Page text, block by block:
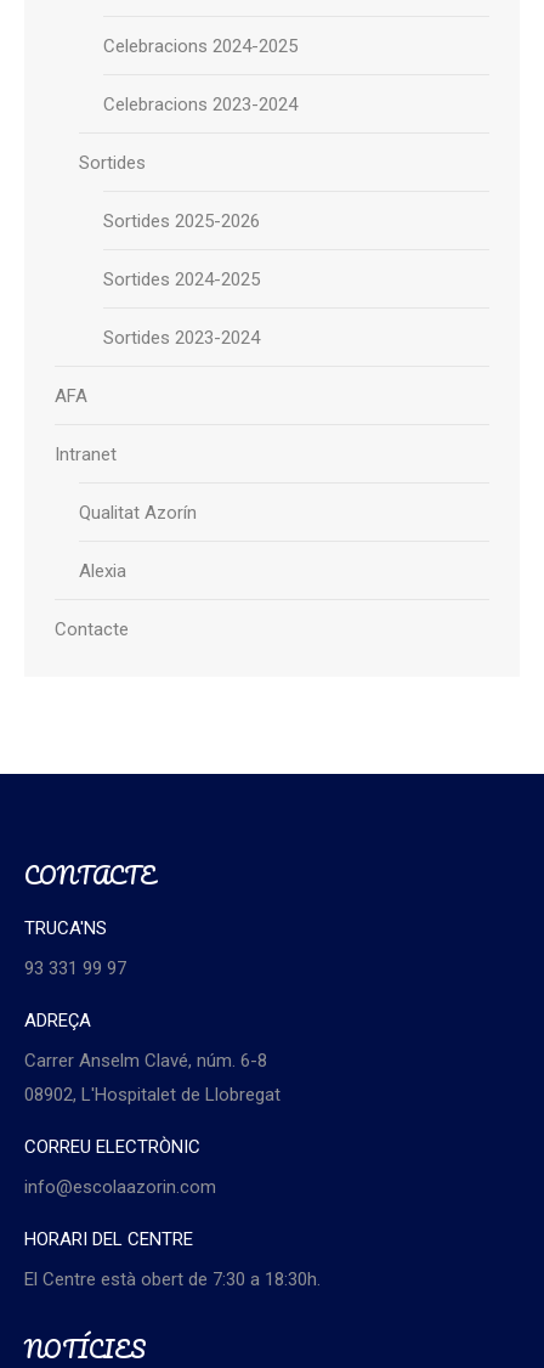
Celebracions 2024-2025
Celebracions 2023-2024
Sortides
Sortides 2025-2026
Sortides 2024-2025
Sortides 2023-2024
AFA
Intranet
Qualitat Azorín
Alexia
Contacte
CONTACTE
TRUCA'NS
93 331 99 97
ADREÇA
Carrer Anselm Clavé, núm. 6-8
08902, L'Hospitalet de Llobregat
CORREU ELECTRÒNIC
info@escolaazorin.com
HORARI DEL CENTRE
El Centre està obert de 7:30 a 18:30h.
NOTÍCIES